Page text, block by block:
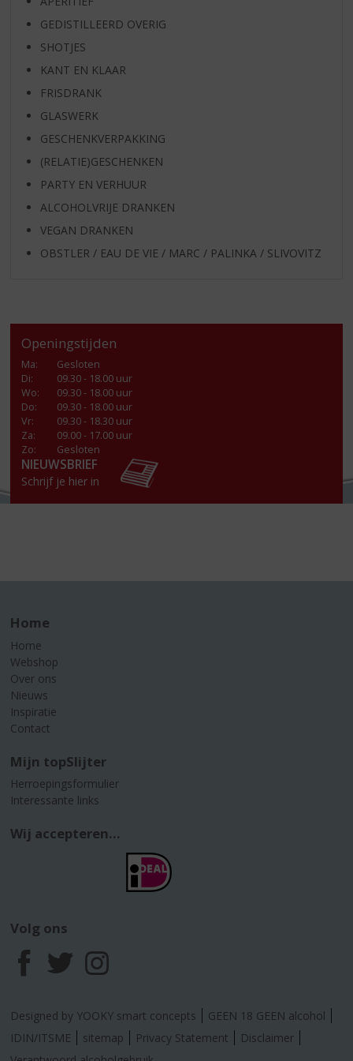
GEDISTILLEERD OVERIG
SHOTJES
KANT EN KLAAR
FRISDRANK
GLASWERK
GESCHENKVERPAKKING
(RELATIE)GESCHENKEN
PARTY EN VERHUUR
ALCOHOLVRIJE DRANKEN
VEGAN DRANKEN
OBSTLER / EAU DE VIE / MARC / PALINKA / SLIVOVITZ
Openingstijden
Ma:
Gesloten
Di:
09.30 - 18.00 uur
Wo:
09.30 - 18.00 uur
Do:
09.30 - 18.00 uur
Vr:
09.30 - 18.30 uur
Za:
09.00 - 17.00 uur
Zo:
Gesloten
NIEUWSBRIEF
Schrijf je hier in
Home
Home
Webshop
Over ons
Nieuws
Inspiratie
Contact
Mijn topSlijter
Herroepingsformulier
Interessante links
Wij accepteren...
Volg ons
F
a
c
T
w
i
I
n
s
Designed by YOOKY smart concepts
GEEN 18 GEEN alcohol
IDIN/ITSME
sitemap Privacy Statement
Disclaimer